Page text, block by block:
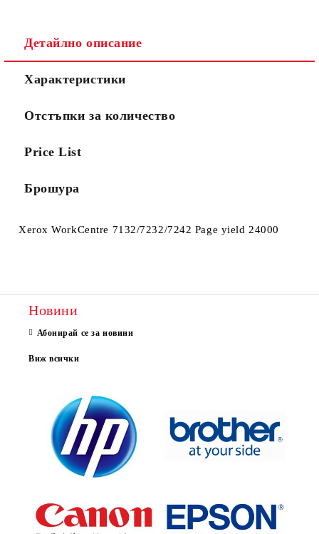
Детайлно описание
Характеристики
Отстъпки за количество
Price List
Брошура
Xerox WorkCentre 7132/7232/7242 Page yield 24000
Новини
Абонирай се за новини
Виж всички